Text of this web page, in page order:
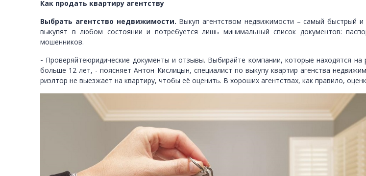
Как продать квартиру агентству
Выбрать агентство недвижимости. Выкуп агентством недвижимости – самый быстрый и
выкупят в любом состоянии и потребуется лишь минимальный список документов:
мошенников.
- Проверяйтеюридические документы и отзывы. Выбирайте компании, которые находятся
больше 12 лет, - поясняет Антон Кислицын, специалист по выкупу квартир агенства
риэлтор не выезжает на квартиру, чтобы её оценить. В хороших агентствах, как правило,